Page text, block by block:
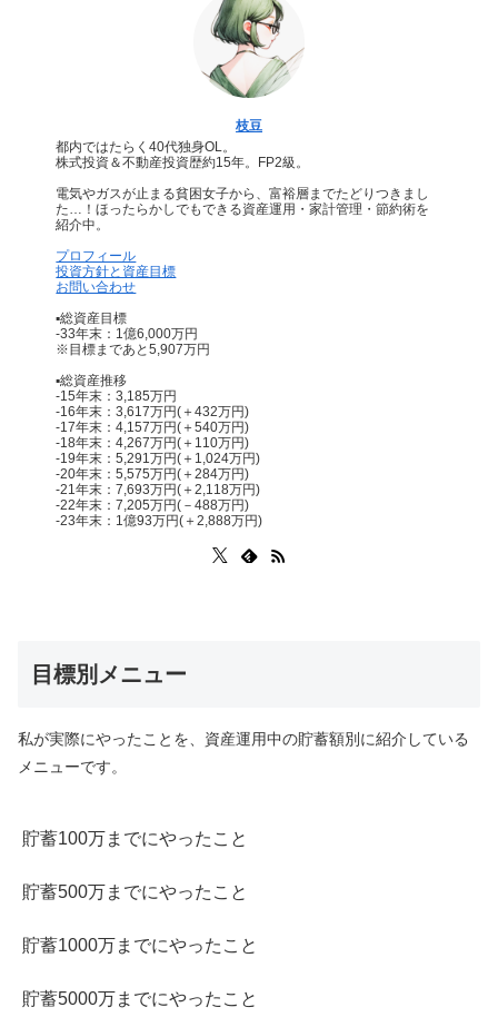
枝豆
都内ではたらく40代独身OL。
株式投資＆不動産投資歴約15年。FP2級。
電気やガスが止まる貧困女子から、富裕層までたどりつきまし
た…！ほったらかしでもできる資産運用・家計管理・節約術を
紹介中。
プロフィール
投資方針と資産目標
お問い合わせ
▪総資産目標
-33年末：1億6,000万円
※目標まであと5,907万円
▪総資産推移
-15年末：3,185万円
-16年末：3,617万円(＋432万円)
-17年末：4,157万円(＋540万円)
-18年末：4,267万円(＋110万円)
-19年末：5,291万円(＋1,024万円)
-20年末：5,575万円(＋284万円)
-21年末：7,693万円(＋2,118万円)
-22年末：7,205万円(－488万円)
-23年末：1億93万円(＋2,888万円)
目標別メニュー
私が実際にやったことを、資産運用中の貯蓄額別に紹介している
メニューです。
貯蓄100万までにやったこと
貯蓄500万までにやったこと
貯蓄1000万までにやったこと
貯蓄5000万までにやったこと